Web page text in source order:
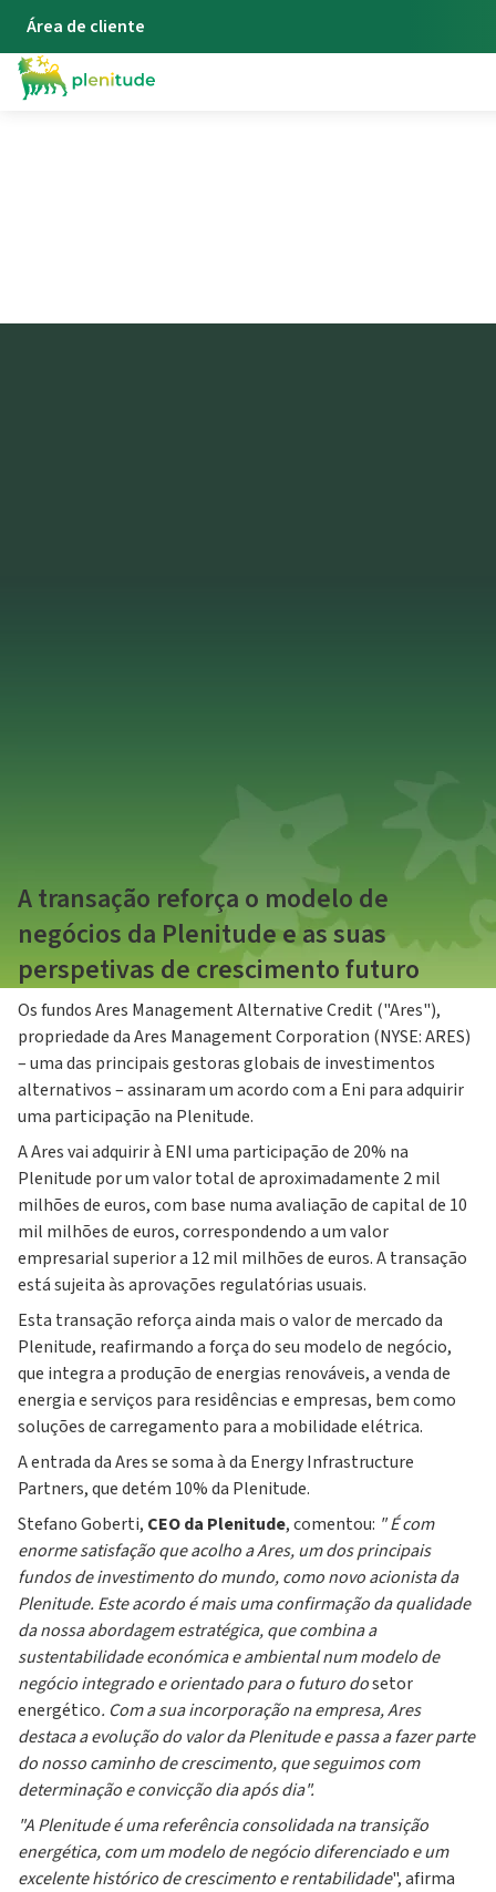
Área de cliente
A transação reforça o modelo de
negócios da Plenitude e as suas
perspetivas de crescimento futuro
Os fundos Ares Management Alternative Credit ("Ares"),
propriedade da Ares Management Corporation (NYSE: ARES)
– uma das principais gestoras globais de investimentos
alternativos – assinaram um acordo com a Eni para adquirir
uma participação na Plenitude.
A Ares vai adquirir à ENI uma participação de 20% na
Plenitude por um valor total de aproximadamente 2 mil
milhões de euros, com base numa avaliação de capital de 10
mil milhões de euros, correspondendo a um valor
empresarial superior a 12 mil milhões de euros. A transação
está sujeita às aprovações regulatórias usuais.
Esta transação reforça ainda mais o valor de mercado da
Plenitude, reafirmando a força do seu modelo de negócio,
que integra a produção de energias renováveis, a venda de
energia e serviços para residências e empresas, bem como
soluções de carregamento para a mobilidade elétrica.
A entrada da Ares se soma à da Energy Infrastructure
Partners, que detém 10% da Plenitude.
Stefano Goberti, CEO da Plenitude, comentou: " É com
enorme satisfação que acolho a Ares, um dos principais
fundos de investimento do mundo, como novo acionista da
Plenitude. Este acordo é mais uma confirmação da qualidade
da nossa abordagem estratégica, que combina a
sustentabilidade económica e ambiental num modelo de
negócio integrado e orientado para o futuro dosetor
energético. Com a sua incorporação na empresa, Ares
destaca a evolução do valor da Plenitude e passa a fazer parte
do nosso caminho de crescimento, que seguimos com
determinação e convicção dia após dia".
"A Plenitude é uma referência consolidada na transição
energética, com um modelo de negócio diferenciado e um
excelente histórico de crescimento e rentabilidade", afirma